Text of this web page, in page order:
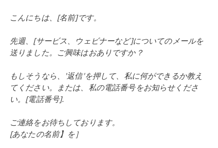
こんにちは、[名前]です。
先週、[サービス、ウェビナーなど]についてのメールを
送りました。ご興味はおありですか？
もしそうなら、'返信'を押して、私に何ができるか教え
てください。または、私の電話番号をお知らせくださ
い。[電話番号].
ご連絡をお待ちしております。
[あなたの名前】を］